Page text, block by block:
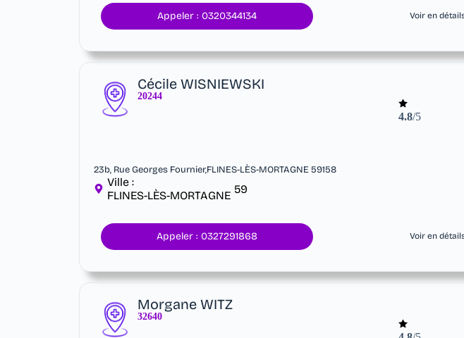
Appeler : 0320344134 Voir en
Cécile WISNIEWSKI
20244
4.8/5
23b, Rue Georges Fournier,FLINES-LÈS-MORTAGNE 59158
Ville :
FLINES-LÈS-MORTAGNE 59
Appeler : 0327291868 Voir en
Morgane WITZ
32640